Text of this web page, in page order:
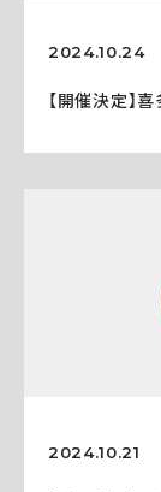
2024.10.24
【開催決定】
2024.10.21